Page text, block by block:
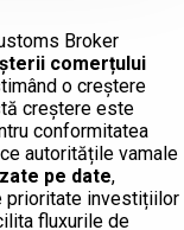
Broker
comerțului
o creștere
creștere este
conformitatea
autoritățile vamale
pe date,
prioritate investițiilor
fluxurile de